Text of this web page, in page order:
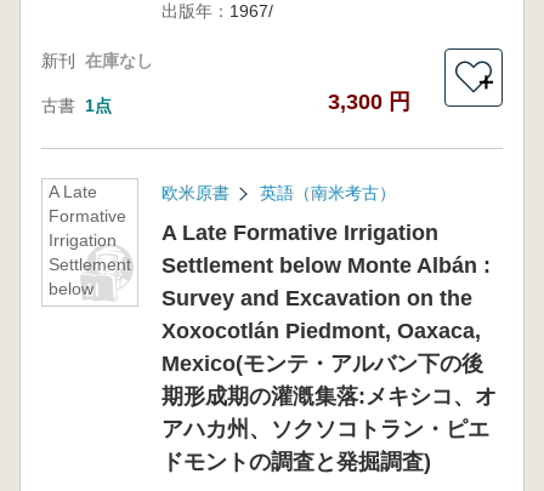
出版年： 1967/
新刊 在庫なし
古書 1点 3,300 円
＋
A Late
Formative
Irrigation
Settlement
below
Monte
欧米原書 英語（南米考古）
A Late Formative Irrigation
Settlement below Monte Albán :
Survey and Excavation on the
Xoxocotlán Piedmont, Oaxaca,
Mexico(モンテ・アルバン下の後
期形成期の灌漑集落:メキシコ、オ
アハカ州、ソクソコトラン・ピエ
ドモントの調査と発掘調査)